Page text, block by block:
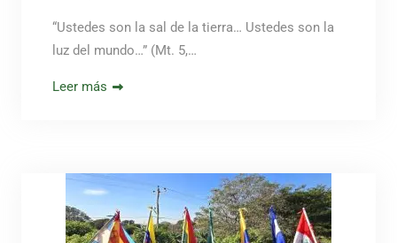
“Ustedes son la sal de la tierra… Ustedes son la
luz del mundo…” (Mt. 5,…
Leer más